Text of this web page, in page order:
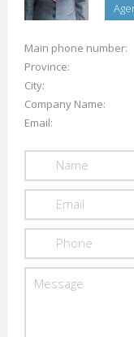
Main phone number
Province
City
Company Name
Email